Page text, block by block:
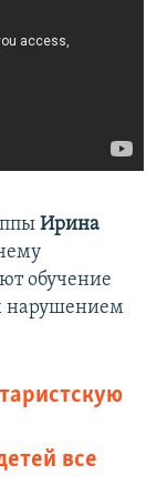
Ирина
обучение
нарушением
все